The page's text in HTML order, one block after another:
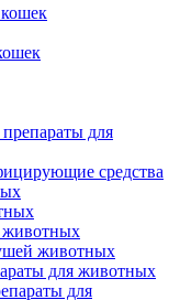
для
средства
животных
животных
для животных
для